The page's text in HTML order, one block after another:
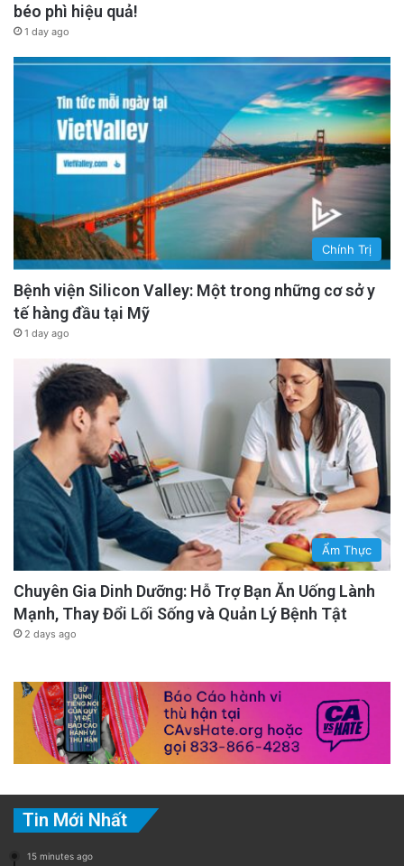
béo phì hiệu quả!
1 day ago
Chính Trị
Bệnh viện Silicon Valley: Một trong những cơ sở y
tế hàng đầu tại Mỹ
1 day ago
Ẩm Thực
Chuyên Gia Dinh Dưỡng: Hỗ Trợ Bạn Ăn Uống Lành
Mạnh, Thay Đổi Lối Sống và Quản Lý Bệnh Tật
2 days ago
Tin Mới Nhất
15 minutes ago